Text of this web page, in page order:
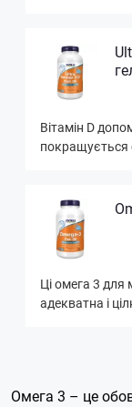
Вітамін D
покращується
Ці омега 3 для
адекватна і
Омега 3 – це